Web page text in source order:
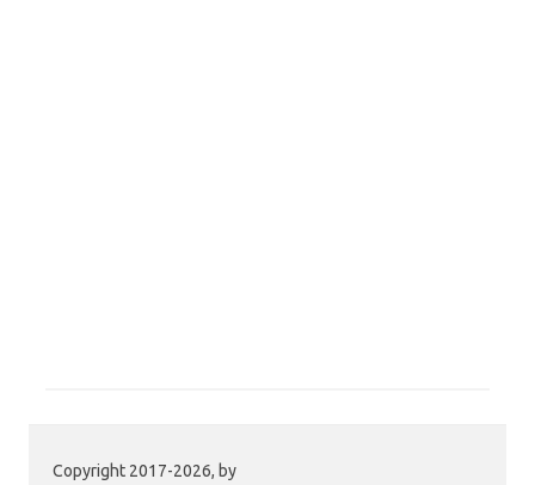
Copyright 2017-2026, by